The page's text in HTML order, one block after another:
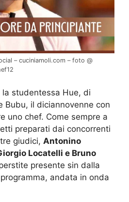
– cuciniamoli.com – foto @
studentessa Hue, di
Bubu, il diciannovenne con
uno chef. Come sempre a
preparati dai concorrenti
giudici, Antonino
Locatelli e Bruno
presente sin dalla
andata in onda